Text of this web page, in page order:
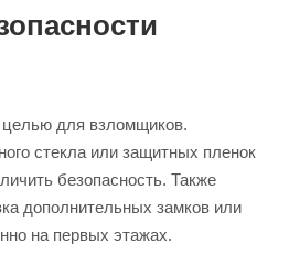
целью для взломщиков.
стекла или защитных пленок
безопасность. Также
дополнительных замков или
на первых этажах.